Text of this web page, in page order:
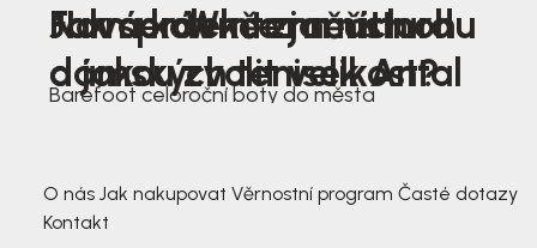
Nová kolekce jarních
dámských tenisek Antal
Jak správně změřit nohu
a jakou zvolit velikost?
Farmer Winter mustard
Barefoot celoroční boty do města
O nás Jak nakupovat Věrnostní program Časté dotazy
Kontakt